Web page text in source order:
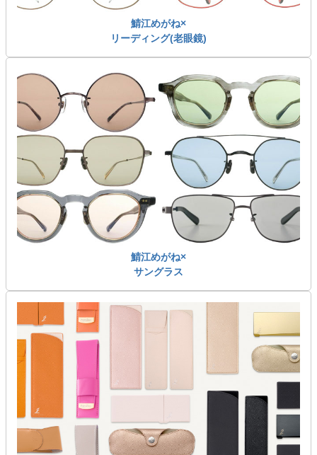
鯖江めがね×
リーディング(老眼鏡)
鯖江めがね×
サングラス